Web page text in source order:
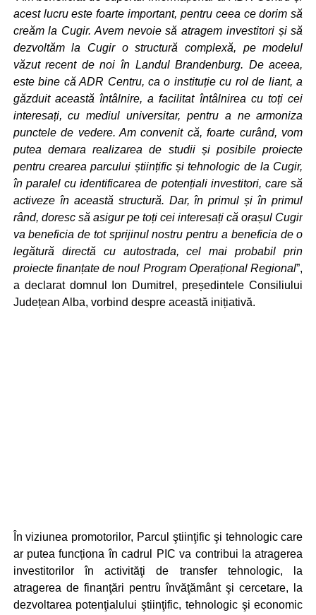
acest lucru este foarte important, pentru ceea ce dorim să
creăm la Cugir. Avem nevoie să atragem investitori și să
dezvoltăm la Cugir o structură complexă, pe modelul
văzut recent de noi în Landul Brandenburg. De aceea,
este bine că ADR Centru, ca o instituție cu rol de liant, a
găzduit această întâlnire, a facilitat întâlnirea cu toți cei
interesați, cu mediul universitar, pentru a ne armoniza
punctele de vedere. Am convenit că, foarte curând, vom
putea demara realizarea de studii și posibile proiecte
pentru crearea parcului științific și tehnologic de la Cugir,
în paralel cu identificarea de potențiali investitori, care să
activeze în această structură. Dar, în primul și în primul
rând, doresc să asigur pe toți cei interesați că orașul Cugir
va beneficia de tot sprijinul nostru pentru a beneficia de o
legătură directă cu autostrada, cel mai probabil prin
proiecte finanțate de noul Program Operațional Regional”,
a declarat domnul Ion Dumitrel, președintele Consiliului
Județean Alba, vorbind despre această inițiativă.
În viziunea promotorilor, Parcul ştiinţific şi tehnologic care
ar putea funcționa în cadrul PIC va contribui la atragerea
investitorilor în activităţi de transfer tehnologic, la
atragerea de finanţări pentru învăţământ şi cercetare, la
dezvoltarea potenţialului ştiinţific, tehnologic şi economic